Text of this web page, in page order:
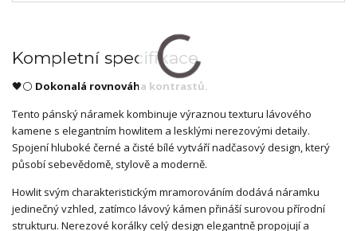
Kompletní specifikace
🖤⚪ Dokonalá rovnováha kontrastů.
Tento pánský náramek kombinuje výraznou texturu lávového
kamene s elegantním howlitem a lesklými nerezovými detaily.
Spojení hluboké černé a čisté bílé vytváří nadčasový design, který
působí sebevědomě, stylově a moderně.
Howlit svým charakteristickým mramorováním dodává náramku
jedinečný vzhled, zatímco lávový kámen přináší surovou přírodní
strukturu. Nerezové korálky celý design elegantně propojují a